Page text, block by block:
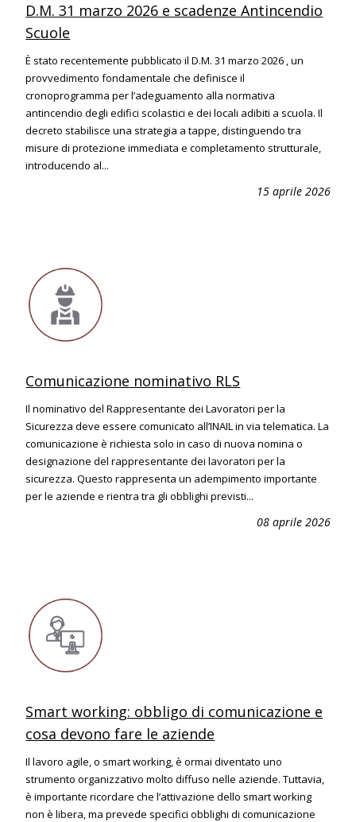
D.M. 31 marzo 2026 e scadenze Antincendio
Scuole
È stato recentemente pubblicato il D.M. 31 marzo 2026 , un
provvedimento fondamentale che definisce il
cronoprogramma per l’adeguamento alla normativa
antincendio degli edifici scolastici e dei locali adibiti a scuola. Il
decreto stabilisce una strategia a tappe, distinguendo tra
misure di protezione immediata e completamento strutturale,
introducendo al...
15 aprile 2026
Comunicazione nominativo RLS
Il nominativo del Rappresentante dei Lavoratori per la
Sicurezza deve essere comunicato all’INAIL in via telematica. La
comunicazione è richiesta solo in caso di nuova nomina o
designazione del rappresentante dei lavoratori per la
sicurezza. Questo rappresenta un adempimento importante
per le aziende e rientra tra gli obblighi previsti...
08 aprile 2026
Smart working: obbligo di comunicazione e
cosa devono fare le aziende
Il lavoro agile, o smart working, è ormai diventato uno
strumento organizzativo molto diffuso nelle aziende. Tuttavia,
è importante ricordare che l’attivazione dello smart working
non è libera, ma prevede specifici obblighi di comunicazione